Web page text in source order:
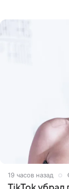
19 часов назад